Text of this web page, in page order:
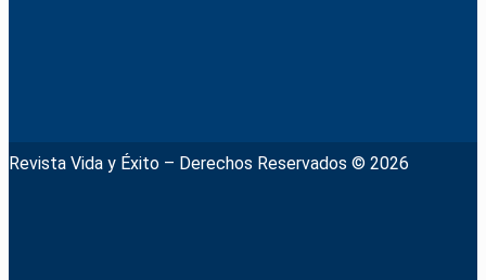
Revista Vida y Éxito – Derechos Reservados © 2026